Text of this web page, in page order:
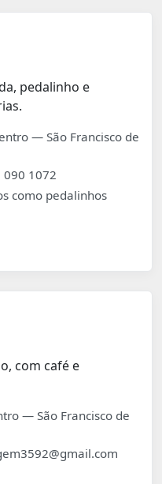
pedalinho e
— São Francisco de
090 1072
como pedalinhos
com café e
— São Francisco de